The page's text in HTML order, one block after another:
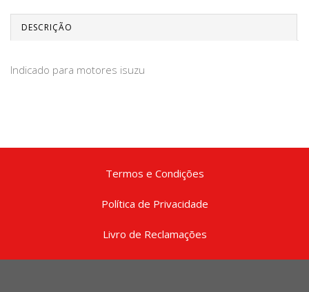
DESCRIÇÃO
Indicado para motores isuzu
Termos e Condições
Política de Privacidade
Livro de Reclamações